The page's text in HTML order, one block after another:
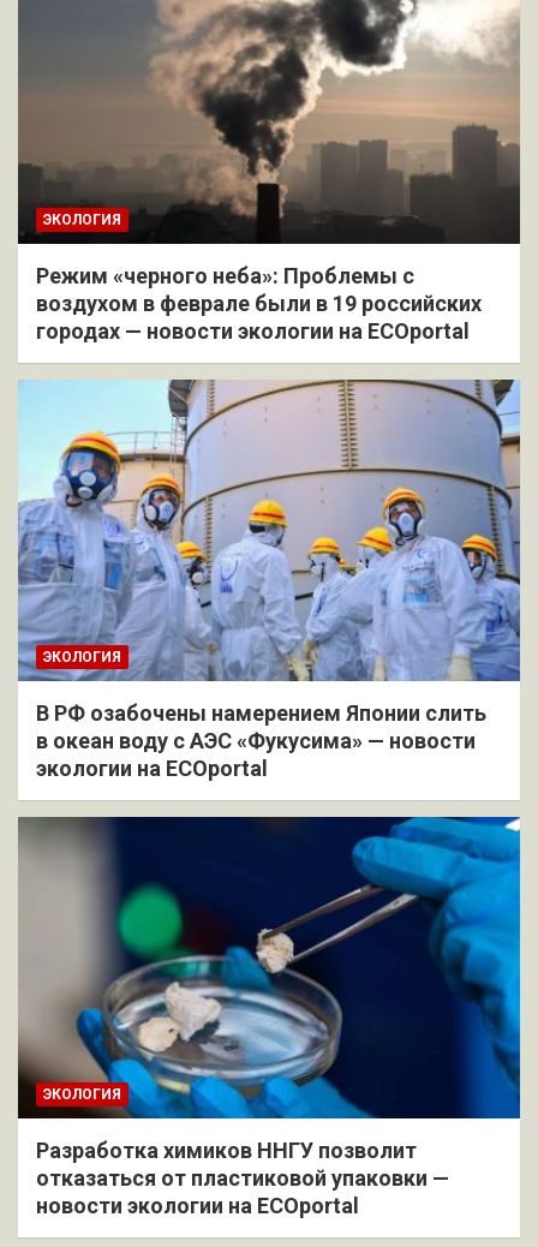
ЭКОЛОГИЯ
Режим «черного неба»: Проблемы с
воздухом в феврале были в 19 российских
городах — новости экологии на ECOportal
ЭКОЛОГИЯ
В РФ озабочены намерением Японии слить
в океан воду с АЭС «Фукусима» — новости
экологии на ECOportal
ЭКОЛОГИЯ
Разработка химиков ННГУ позволит
отказаться от пластиковой упаковки —
новости экологии на ECOportal